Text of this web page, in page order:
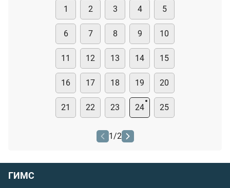
1 2 3 4 5
6 7 8 9 10
11 12 13 14 15
16 17 18 19 20
21 22 23 24 25
1 /2
ГИМС